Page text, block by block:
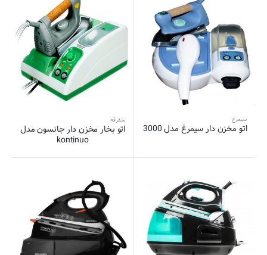
سیمرغ
اتو مخزن دار سیمرغ مدل 3000
متفرقه
اتو بخار مخزن دار جانسون مدل
kontinuo